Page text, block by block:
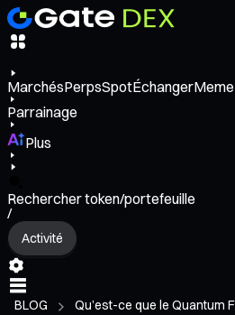
MarchésPerpsSpotÉchangerMeme
Parrainage
Plus
Rechercher token/portefeuille
/
Activité
BLOG Qu’est-ce que le Quantum